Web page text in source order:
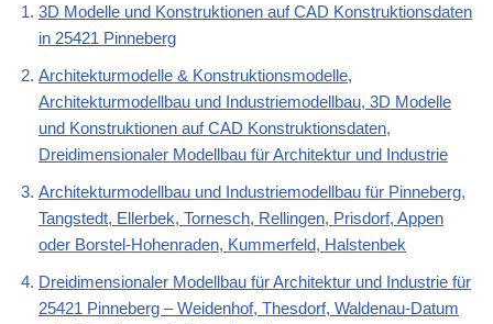
3D Modelle und Konstruktionen auf CAD Konstruktionsdaten
in 25421 Pinneberg
Architekturmodelle & Konstruktionsmodelle,
Architekturmodellbau und Industriemodellbau, 3D Modelle
und Konstruktionen auf CAD Konstruktionsdaten,
Dreidimensionaler Modellbau für Architektur und Industrie
Architekturmodellbau und Industriemodellbau für Pinneberg,
Tangstedt, Ellerbek, Tornesch, Rellingen, Prisdorf, Appen
oder Borstel-Hohenraden, Kummerfeld, Halstenbek
Dreidimensionaler Modellbau für Architektur und Industrie für
25421 Pinneberg – Weidenhof, Thesdorf, Waldenau-Datum